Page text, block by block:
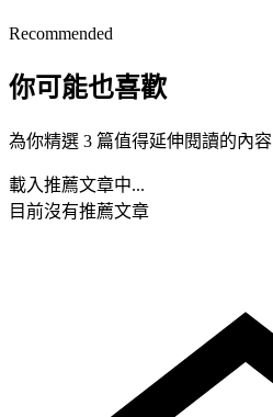
Recommended
你可能也喜歡
為你精選 3 篇值得延伸閱讀的內容
載入推薦文章中...
目前沒有推薦文章